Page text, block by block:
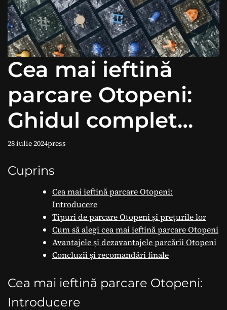
Cea mai ieftină
parcare Otopeni:
Ghidul complet
pentru alegerea
corectă
28 iulie 2024press
Cuprins
Cea mai ieftină parcare Otopeni:
Introducere
Tipuri de parcare Otopeni și prețurile lor
Cum să alegi cea mai ieftină parcare Otopeni
Avantajele și dezavantajele parcării Otopeni
Concluzii și recomandări finale
Cea mai ieftină parcare Otopeni:
Introducere